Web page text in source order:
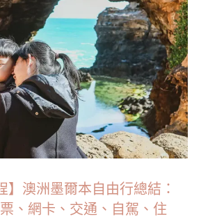
】澳洲墨爾本自由行總結：
、網卡、交通、自駕、住